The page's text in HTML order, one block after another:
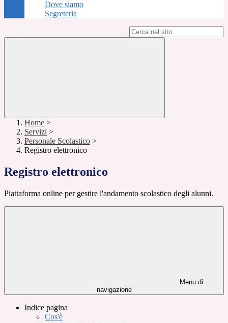
Dove siamo
Segreteria
Home >
Servizi >
Personale Scolastico >
Registro elettronico
Registro elettronico
Piattaforma online per gestire l'andamento scolastico degli alunni.
Menu di
navigazione
Indice pagina
Cos'è